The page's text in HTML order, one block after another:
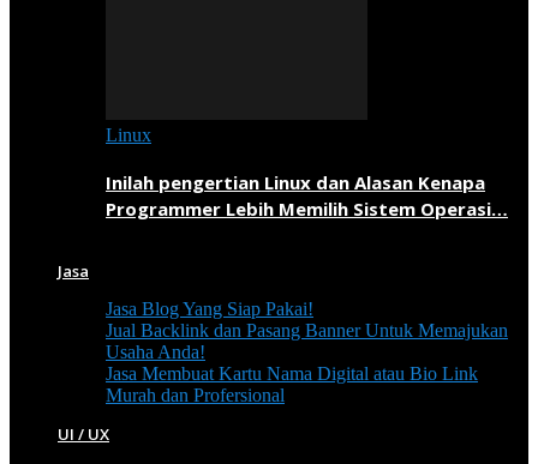
Linux
Inilah pengertian Linux dan Alasan Kenapa
Programmer Lebih Memilih Sistem Operasi…
Jasa
Jasa Blog Yang Siap Pakai!
Jual Backlink dan Pasang Banner Untuk Memajukan
Usaha Anda!
Jasa Membuat Kartu Nama Digital atau Bio Link
Murah dan Profersional
UI / UX